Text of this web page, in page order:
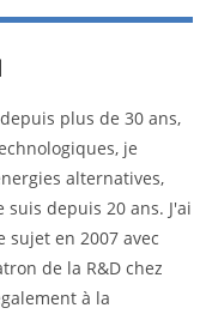
plus de 30 ans,
je
alternatives,
depuis 20 ans. J'ai
sujet en 2007 avec
de la R&D chez
à la